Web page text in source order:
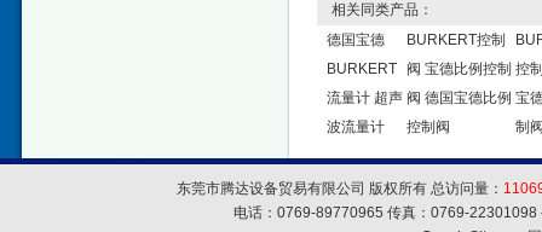
相关同类产品：
德国宝德
BURKERT
流量计 超声
波流量计
BURKERT控制
阀 宝德比例控制
阀 德国宝德比例
控制阀
控
宝
制
东莞市腾达设备贸易有限公司 版权所有 总访问量：
电话：0769-89770965 传真：0769-